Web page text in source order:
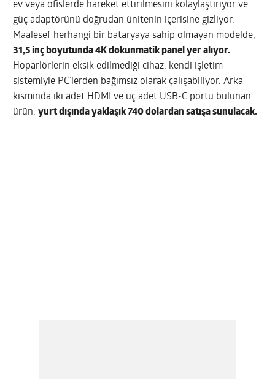
ev veya ofislerde hareket ettirilmesini kolaylaştırıyor ve
güç adaptörünü doğrudan ünitenin içerisine gizliyor.
Maalesef herhangi bir bataryaya sahip olmayan modelde,
31,5 inç boyutunda 4K dokunmatik panel yer alıyor.
Hoparlörlerin eksik edilmediği cihaz, kendi işletim
sistemiyle PC’lerden bağımsız olarak çalışabiliyor. Arka
kısmında iki adet HDMI ve üç adet USB-C portu bulunan
ürün,yurt dışında yaklaşık 740 dolardan satışa sunulacak.